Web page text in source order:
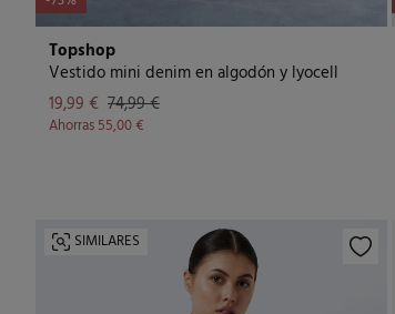
Topshop
Vestido mini denim en algodón y lyocell
19,99 € 74,99 €
Ahorras55,00 €
SIMILARES